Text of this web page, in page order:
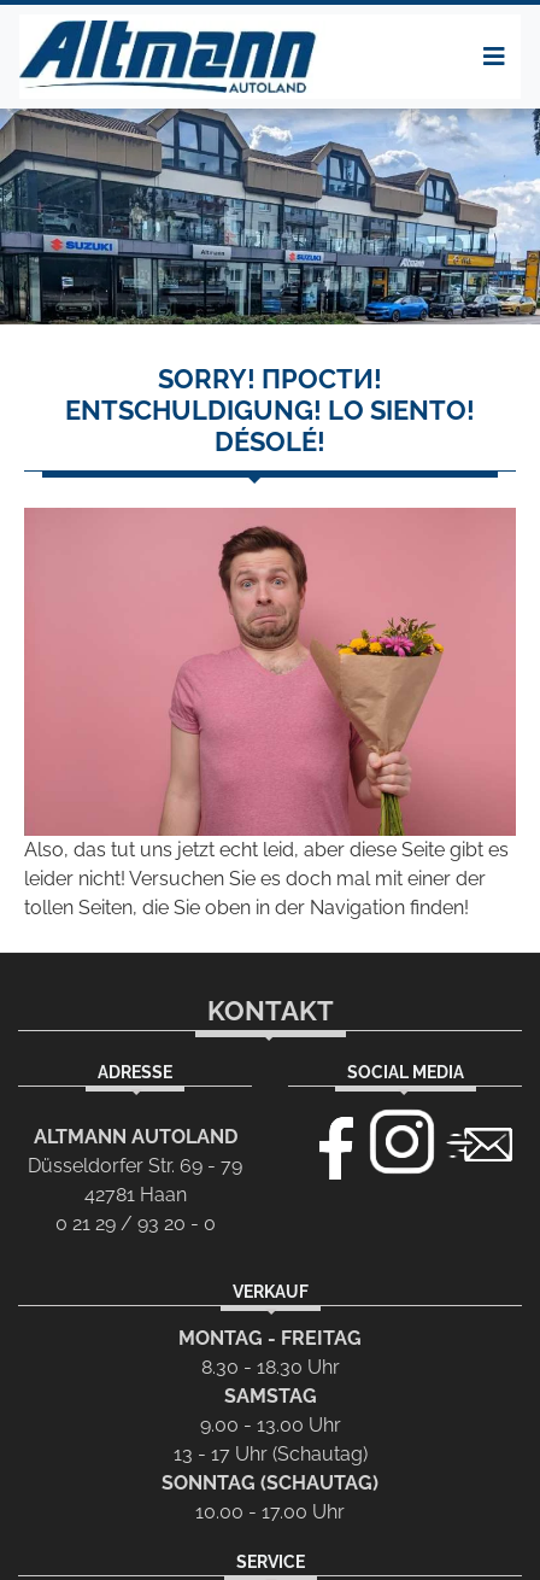
SORRY! ПРОСТИ!
ENTSCHULDIGUNG! LO SIENTO!
DÉSOLÉ!
Also, das tut uns jetzt echt leid, aber diese Seite gibt es
leider nicht! Versuchen Sie es doch mal mit einer der
tollen Seiten, die Sie oben in der Navigation finden!
KONTAKT
ADRESSE
ALTMANN AUTOLAND
Düsseldorfer Str. 69 - 79
42781 Haan
0 21 29 / 93 20 - 0
SOCIAL MEDIA
VERKAUF
MONTAG - FREITAG
8.30 - 18.30 Uhr
SAMSTAG
9.00 - 13.00 Uhr
13 - 17 Uhr (Schautag)
SONNTAG (SCHAUTAG)
10.00 - 17.00 Uhr
SERVICE